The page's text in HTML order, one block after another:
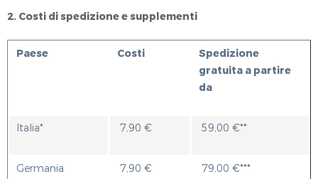
2. Costi di spedizione e supplementi
Paese Costi
Spedizione
gratuita a partire
da
Italia* 7,90 € 59,00 €**
Germania 7,90 € 79,00 €***